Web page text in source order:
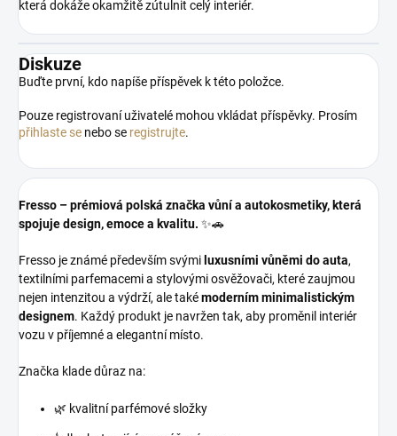
která dokáže okamžitě zútulnit celý interiér.
Diskuze
Buďte první, kdo napíše příspěvek k této položce.
Pouze registrovaní uživatelé mohou vkládat příspěvky. Prosím
přihlaste se nebo se registrujte.
Fresso – prémiová polská značka vůní a autokosmetiky, která
spojuje design, emoce a kvalitu. ✨🚗
Fresso je známé především svými luxusními vůněmi do auta,
textilními parfemacemi a stylovými osvěžovači, které zaujmou
nejen intenzitou a výdrží, ale takémoderním minimalistickým
designem. Každý produkt je navržen tak, aby proměnil interiér
vozu v příjemné a elegantní místo.
Značka klade důraz na:
🌿 kvalitní parfémové složky